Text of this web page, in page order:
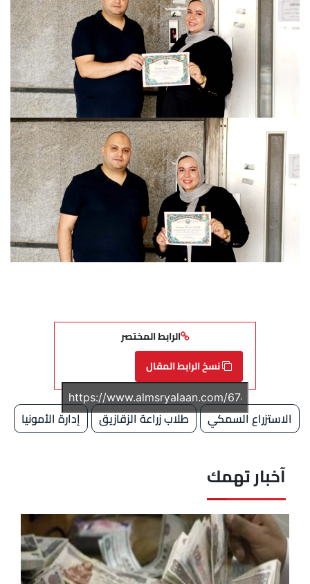
الرابط المختصر
نسخ الرابط المقال
الاستزراع السمكي طلاب زراعة الزقازيق إدارة الأمونيا
آخبار تهمك